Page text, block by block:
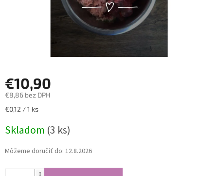
€10,90
€8,86 bez DPH
Jednotková
€0,12 / 1 ks
Skladom (3 ks)
Môžeme doručiť do: 12.8.2026